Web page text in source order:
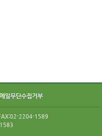
일무단수집거부
2204-1589